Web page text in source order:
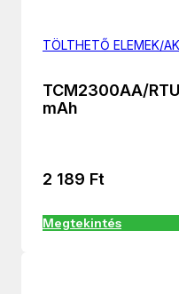
TÖLTHETŐ ELEMEK/
TCM2300AA/
mAh
2 189 Ft
Megtekintés